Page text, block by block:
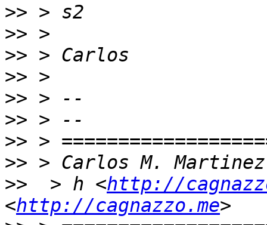
>>
>>
>>
>>
>>
>>
>>
>>
>>
  > h <
http://
<http://cagnazzo.me